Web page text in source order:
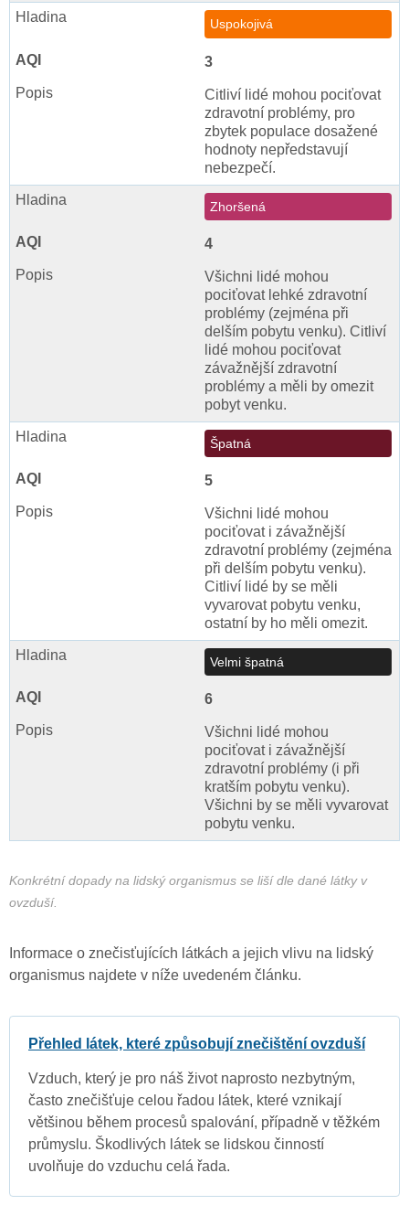
Uspokojivá
3
Citliví lidé mohou pociťovat
zdravotní problémy, pro
zbytek populace dosažené
hodnoty nepředstavují
nebezpečí.
Zhoršená
4
Všichni lidé mohou
pociťovat lehké zdravotní
problémy (zejména při
delším pobytu venku). Citliví
lidé mohou pociťovat
závažnější zdravotní
problémy a měli by omezit
pobyt venku.
Špatná
5
Všichni lidé mohou
pociťovat i závažnější
zdravotní problémy (zejména
při delším pobytu venku).
Citliví lidé by se měli
vyvarovat pobytu venku,
ostatní by ho měli omezit.
Velmi špatná
6
Všichni lidé mohou
pociťovat i závažnější
zdravotní problémy (i při
kratším pobytu venku).
Všichni by se měli vyvarovat
pobytu venku.
Konkrétní dopady na lidský organismus se liší dle dané látky v
ovzduší.
Informace o znečisťujících látkách a jejich vlivu na lidský
organismus najdete v níže uvedeném článku.
Přehled látek, které způsobují znečištění ovzduší
Vzduch, který je pro náš život naprosto nezbytným,
často znečišťuje celou řadou látek, které vznikají
většinou během procesů spalování, případně v těžkém
průmyslu. Škodlivých látek se lidskou činností
uvolňuje do vzduchu celá řada.